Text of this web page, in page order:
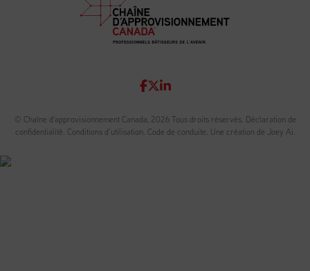
© Chaîne d'approvisionnement Canada, 2026 Tous droits réservés. Déclaration de
confidentialité. Conditions d’utilisation. Code de conduite. Une création de Joey Ai.